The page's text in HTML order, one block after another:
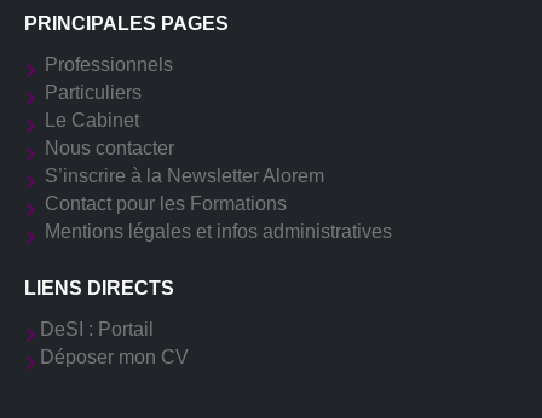
PRINCIPALES PAGES
Professionnels
Particuliers
Le Cabinet
Nous contacter
S’inscrire à la Newsletter Alorem
Contact pour les Formations
Mentions légales et infos administratives
LIENS DIRECTS
DeSI : Portail
Déposer mon CV